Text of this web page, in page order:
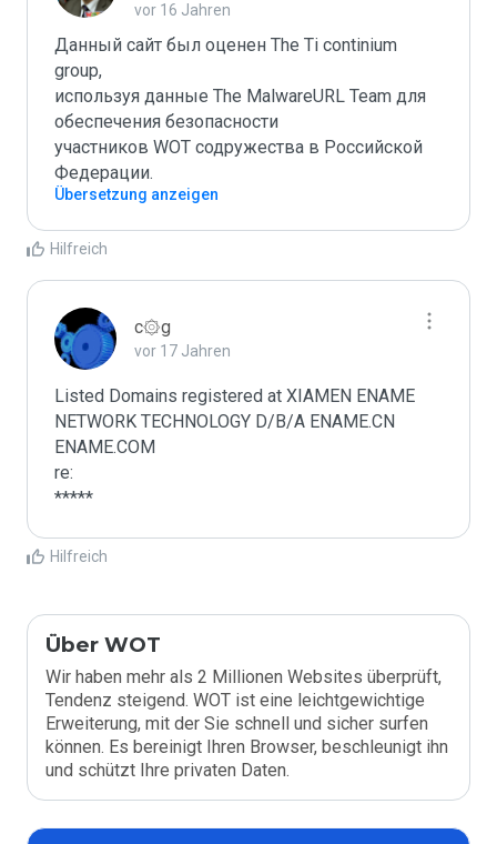
vor 16 Jahren
Данный сайт был оценен The Ti continium
group,
используя данные The MalwareURL Team для
обеспечения безопасности
участников WOT содружества в Российской
Федерации.
Übersetzung anzeigen
Hilfreich
c۞g
vor 17 Jahren
Listed Domains registered at XIAMEN ENAME
NETWORK TECHNOLOGY D/B/A ENAME.CN
ENAME.COM
re:
*****
Hilfreich
Über WOT
Wir haben mehr als 2 Millionen Websites überprüft,
Tendenz steigend. WOT ist eine leichtgewichtige
Erweiterung, mit der Sie schnell und sicher surfen
können. Es bereinigt Ihren Browser, beschleunigt ihn
und schützt Ihre privaten Daten.